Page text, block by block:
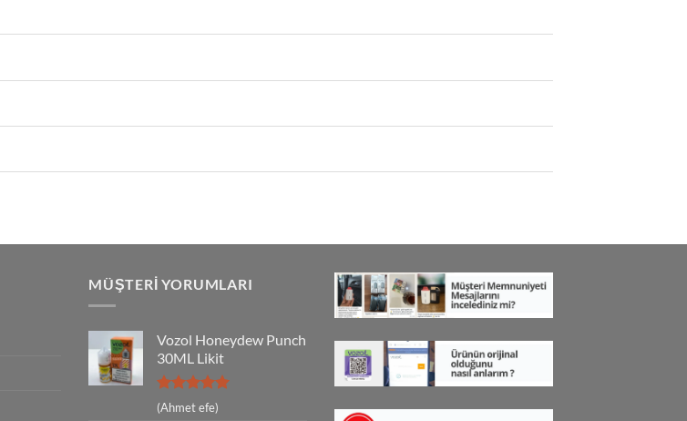
MÜŞTERI YORUMLARI
Vozol Honeydew Punch
30ML Likit
5 üzerinden
(Ahmet efe)